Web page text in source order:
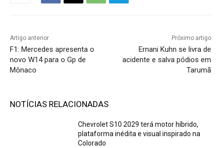
Artigo anterior
F1: Mercedes apresenta o
novo W14 para o Gp de
Mônaco
Próximo artigo
Ernani Kuhn se livra de
acidente e salva pódios em
Tarumã
NOTÍCIAS RELACIONADAS
Chevrolet S10 2029 terá motor híbrido,
plataforma inédita e visual inspirado na
Colorado